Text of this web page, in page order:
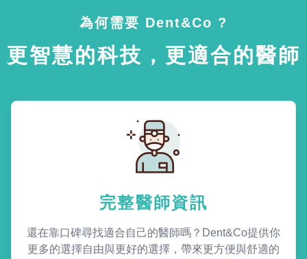
為何需要 Dent&Co ?
更智慧的科技，更適合的醫師
完整醫師資訊
還在靠口碑尋找適合自己的醫師嗎？Dent&Co提供你
更多的選擇自由與更好的選擇，帶來更方便與舒適的